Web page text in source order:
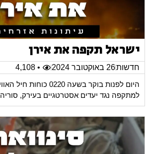
ישראל תקפה את אירן
חדשות26 באוקטובר 2024
• 4,108
היום לפנות בוקר בשעה
למתקפה נגד יעדים אסטרטגיים בעירק, סוריה